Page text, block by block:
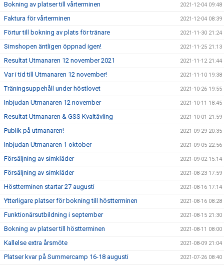
Bokning av platser till vårterminen 2021-12-04 09:48
Faktura för vårterminen 2021-12-04 08:39
Förtur till bokning av plats för tränare 2021-11-30 21:24
Simshopen äntligen öppnad igen! 2021-11-25 21:13
Resultat Utmanaren 12 november 2021 2021-11-12 21:44
Var i tid till Utmanaren 12 november! 2021-11-10 19:38
Träningsuppehåll under höstlovet 2021-10-26 19:55
Inbjudan Utmanaren 12 november 2021-10-11 18:45
Resultat Utmanaren & GSS Kvaltävling 2021-10-01 21:59
Publik på utmanaren! 2021-09-29 20:35
Inbjudan Utmanaren 1 oktober 2021-09-05 22:56
Försäljning av simkläder 2021-09-02 15:14
Försäljning av simkläder 2021-08-23 17:59
Höstterminen startar 27 augusti 2021-08-16 17:14
Ytterligare platser för bokning till höstterminen 2021-08-16 08:28
Funktionärsutbildning i september 2021-08-15 21:30
Bokning av platser till höstterminen 2021-08-11 08:00
Kallelse extra årsmöte 2021-08-09 21:04
Platser kvar på Summercamp 16-18 augusti 2021-07-26 08:40